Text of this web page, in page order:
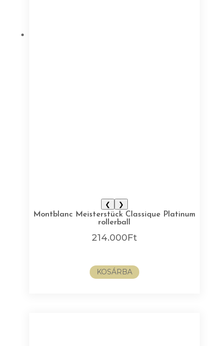
❮
❯
Montblanc Meisterstück Classique Platinum
rollerball
214.000Ft
KOSÁRBA